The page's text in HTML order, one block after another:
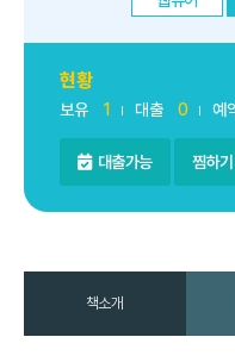
현황
보유 1 대출 0 예
대출가능 찜하기
책소개